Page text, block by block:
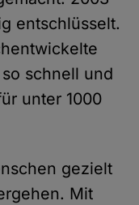
entschlüsselt.
schnell und
unter 1000
gezielt
Mit